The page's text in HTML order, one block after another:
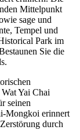
Mittelpunkt
sage und
Tempel und
Park im
Sie die
Yai Chai
seinen
Mongkoi erinnert
durch